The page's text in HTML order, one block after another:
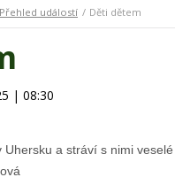
Přehled událostí Děti dětem
| 08:30
a stráví s nimi